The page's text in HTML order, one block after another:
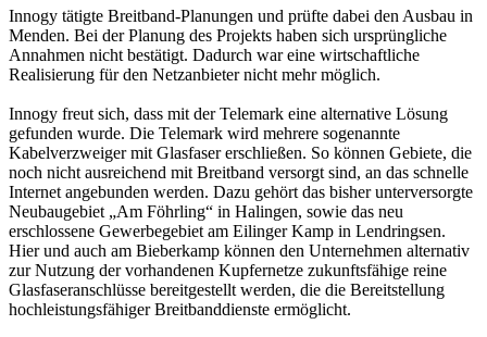
Innogy tätigte Breitband-Planungen und prüfte dabei den Ausbau in
Menden. Bei der Planung des Projekts haben sich ursprüngliche
Annahmen nicht bestätigt. Dadurch war eine wirtschaftliche
Realisierung für den Netzanbieter nicht mehr möglich.
Innogy freut sich, dass mit der Telemark eine alternative Lösung
gefunden wurde. Die Telemark wird mehrere sogenannte
Kabelverzweiger mit Glasfaser erschließen. So können Gebiete, die
noch nicht ausreichend mit Breitband versorgt sind, an das schnelle
Internet angebunden werden. Dazu gehört das bisher unterversorgte
Neubaugebiet „Am Föhrling“ in Halingen, sowie das neu
erschlossene Gewerbegebiet am Eilinger Kamp in Lendringsen.
Hier und auch am Bieberkamp können den Unternehmen alternativ
zur Nutzung der vorhandenen Kupfernetze zukunftsfähige reine
Glasfaseranschlüsse bereitgestellt werden, die die Bereitstellung
hochleistungsfähiger Breitbanddienste ermöglicht.